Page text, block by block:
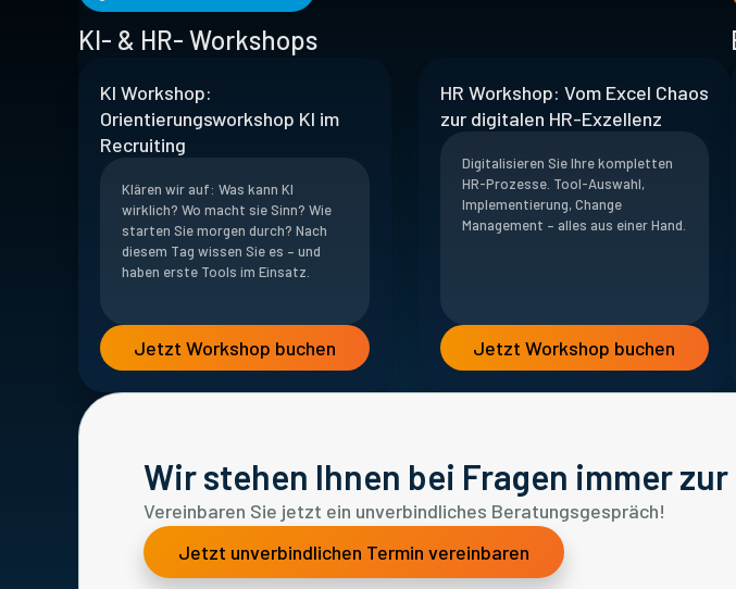
KI- & HR- Workshops
KI Workshop:
Orientierungsworkshop KI im
Recruiting
Klären wir auf: Was kann KI
wirklich? Wo macht sie Sinn? Wie
starten Sie morgen durch? Nach
diesem Tag wissen Sie es – und
haben erste Tools im Einsatz.
Jetzt Workshop buchen
HR Workshop: Vom Excel Chaos
zur digitalen HR-Exzellenz
Digitalisieren Sie Ihre kompletten
HR-Prozesse. Tool-Auswahl,
Implementierung, Change
Management – alles aus einer Hand.
Jetzt Workshop buchen
Wir stehen Ihnen bei Fragen immer
Vereinbaren Sie jetzt ein unverbindliches Beratungsgespräch!
Jetzt unverbindlichen Termin vereinbaren